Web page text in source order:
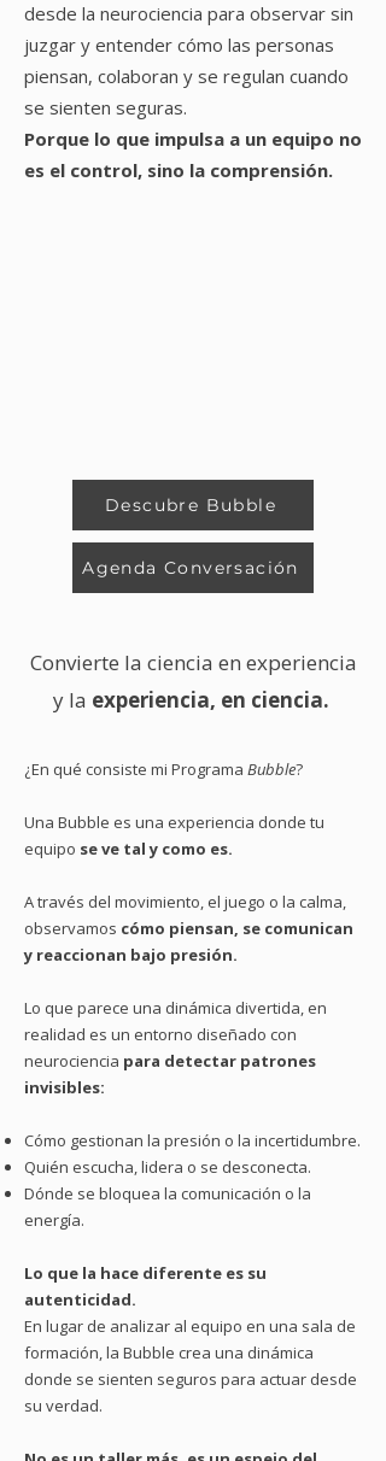
desde la neurociencia para observar sin
juzgar y entender cómo las personas
piensan, colaboran y se regulan cuando
se sienten seguras.
Porque lo que impulsa a un equipo no
es el control, sino la comprensión.
Descubre Bubble
Agenda Conversación
Convierte la ciencia en experiencia
y la experiencia, en ciencia.
¿En qué consiste mi Programa Bubble?
Una Bubble es una experiencia donde tu
equipo se ve tal y como es.
A través del movimiento, el juego o la calma,
observamos cómo piensan, se comunican
y reaccionan bajo presión.
Lo que parece una dinámica divertida, en
realidad es un entorno diseñado con
neurociencia para detectar patrones
invisibles:
Cómo gestionan la presión o la incertidumbre.
Quién escucha, lidera o se desconecta.
Dónde se bloquea la comunicación o la
energía.
Lo que la hace diferente es su
autenticidad.
En lugar de analizar al equipo en una sala de
formación, la Bubble crea una dinámica
donde se sienten seguros para actuar desde
su verdad.